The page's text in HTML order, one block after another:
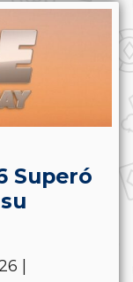
Superó
|